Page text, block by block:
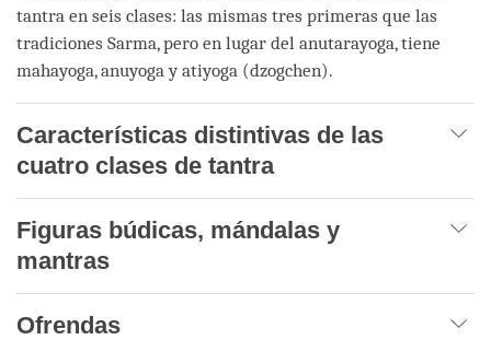
tantra en seis clases: las mismas tres primeras que las
tradiciones Sarma, pero en lugar del anutarayoga, tiene
mahayoga, anuyoga y atiyoga (dzogchen).
Características distintivas de las
cuatro clases de tantra
Figuras búdicas, mándalas y
mantras
Ofrendas